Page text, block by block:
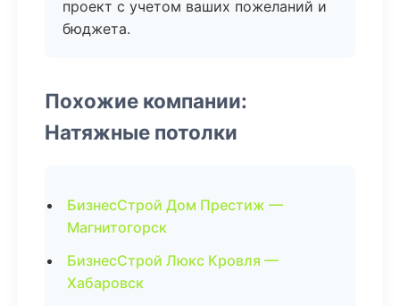
проект с учетом ваших пожеланий и
бюджета.
Похожие компании:
Натяжные потолки
БизнесСтрой Дом Престиж —
Магнитогорск
БизнесСтрой Люкс Кровля —
Хабаровск